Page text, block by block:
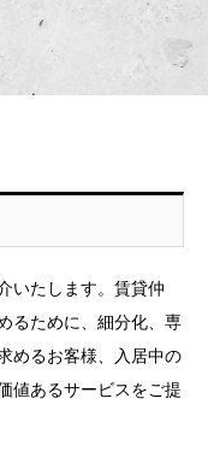
いたします。賃貸仲
るために、細分化、専
めるお客様、入居中の
値あるサービスをご提